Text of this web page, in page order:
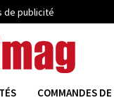
de publicité
COMMANDES